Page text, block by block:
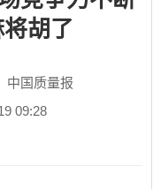
胡了
中国质量报
09:28